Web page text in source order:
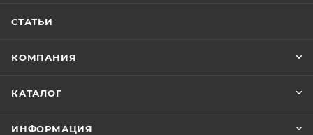
СТАТЬИ
КОМПАНИЯ
КАТАЛОГ
ИНФОРМАЦИЯ